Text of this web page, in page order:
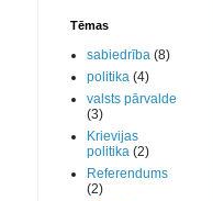
Tēmas
sabiedrība (8)
politika (4)
valsts pārvalde
(3)
Krievijas
politika (2)
Referendums
(2)